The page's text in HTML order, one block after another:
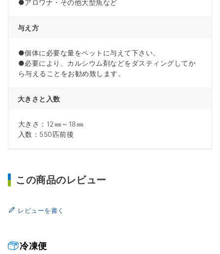
冷凍便
●アロワナ・その他大型魚など
与え方
●個体に必要な量をペットに与えて下さい。
●必要により、カルシウム剤などをダスティングしてか
ら与えることをお勧め致します。
大きさと入数
大きさ：12㎜～18㎜
入数：550匹前後
この商品のレビュー
レビューを書く